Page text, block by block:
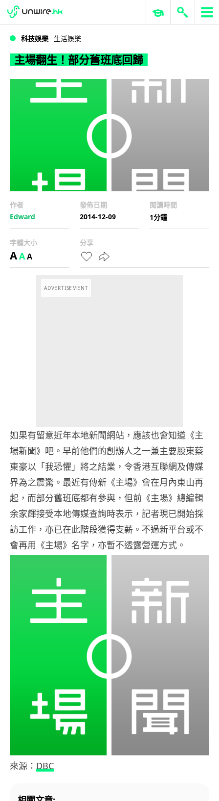
主場翻生！部分舊班底回歸
WWDC 2026 ERP 與商業 AI
科技娛樂 生活娛樂
主場翻生！部分舊班底回歸
作者
Edward
發佈日期
2014-12-09
閱讀時間
1分鐘
字體大小
AAA
分享
ADVERTISEMENT
如果有留意近年本地新聞網站，應該也會知道《主
場新聞》吧。早前他們的創辦人之一兼主要股東蔡
東豪以「我恐懼」將之結業，令香港互聯網及傳媒
界為之震驚。最近有傳新《主場》會在月內東山再
起，而部分舊班底都有參與，但前《主場》總編輯
余家輝接受本地傳媒查詢時表示，記者現已開始採
訪工作，亦已在此階段獲得支薪。不過新平台或不
會再用《主場》名字，亦暫不透露營運方式。
來源： DBC